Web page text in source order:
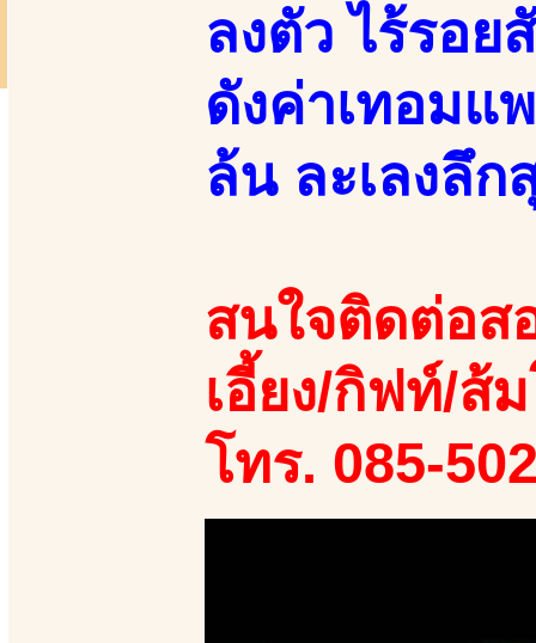
ลงตัว ไร้รอ
ดังค่าเทอมแ
ล้น ละเลงลึ
สนใจติดต่อส
เอี้ยง/กิฟท์/ส้
โทร. 085-